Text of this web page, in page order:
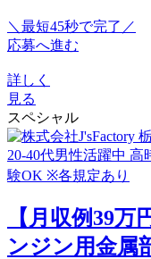
＼最短45秒で完了／
応募へ進む
詳しく
見る
スペシャル
【月収例39
ンジン用金属